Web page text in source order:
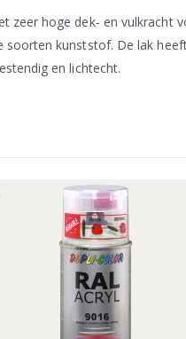
zeer hoge dek- en
kunststof. De lak
en lichtecht.